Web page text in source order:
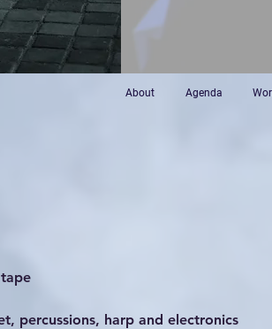
About Agenda
percussions, harp and electronics